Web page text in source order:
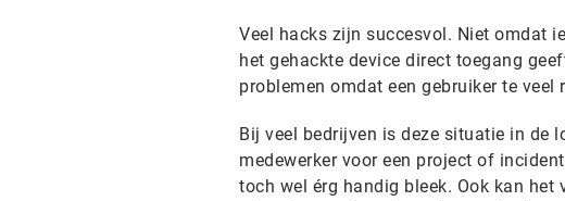
Veel hacks zijn succesvol. Niet omdat
het gehackte device direct toegang
problemen omdat een gebruiker te veel
Bij veel bedrijven is deze situatie in de
medewerker voor een project of
toch wel érg handig bleek. Ook kan